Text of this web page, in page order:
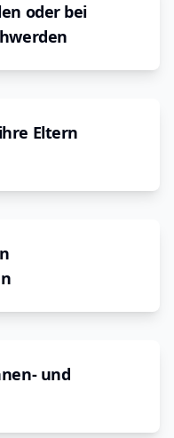
oder bei
Eltern
und